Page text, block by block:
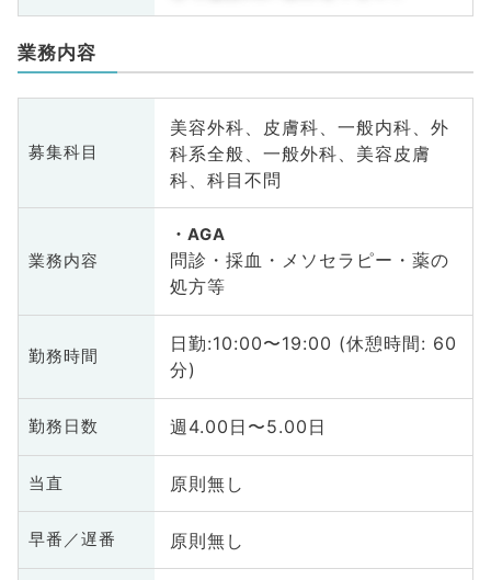
業務内容
募集科目
美容外科、皮膚科、一般内科、外
科系全般、一般外科、美容皮膚
科、科目不問
業務内容
AGA
問診・採血・メソセラピー・薬の
処方等
勤務時間
日勤:10:00〜19:00 (休憩時間: 60
分)
勤務日数 週4.00日〜5.00日
当直 原則無し
早番／遅番 原則無し